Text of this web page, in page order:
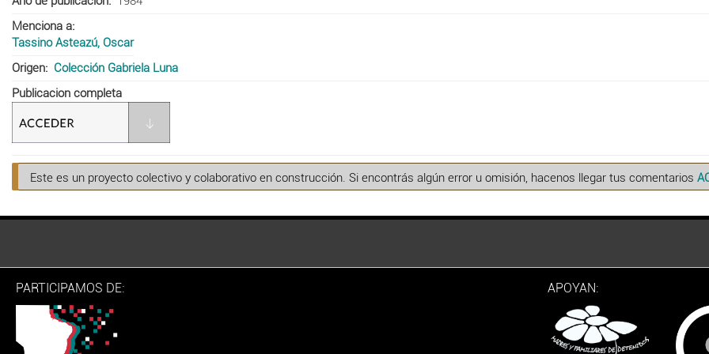
Menciona a
Tassino Asteazú, Oscar
Origen
Colección Gabriela Luna
Publicacion completa
Este es un proyecto colectivo y colaborativo en construcción. Si encontrás algún error u omisión, hacenos llegar tus comentarios
PARTICIPAMOS DE: APOYAN: